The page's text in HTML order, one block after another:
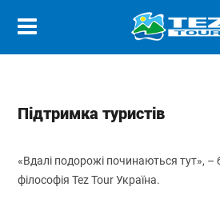
Підтримка туристів
«Вдалі подорожі починаються тут», –
філософія Tez Tour Україна.